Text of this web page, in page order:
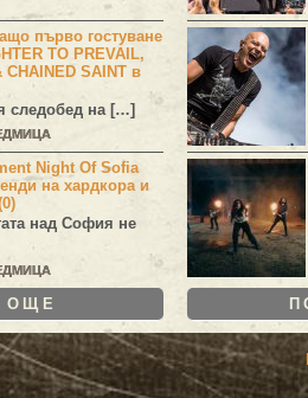
първо гостуване
TO PREVAIL,
CHAINED SAINT в
следобед на […]
Night Of Sofia
на хардкора и
над София не
ОЩЕ